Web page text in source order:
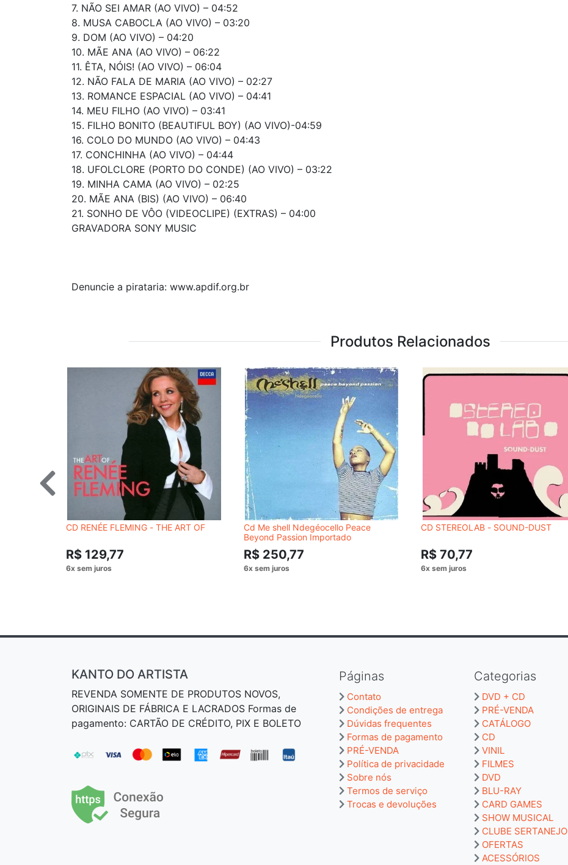
7. NÃO SEI AMAR (AO VIVO) – 04:52
8. MUSA CABOCLA (AO VIVO) – 03:20
9. DOM (AO VIVO) – 04:20
10. MÃE ANA (AO VIVO) – 06:22
11. ÊTA, NÓIS! (AO VIVO) – 06:04
12. NÃO FALA DE MARIA (AO VIVO) – 02:27
13. ROMANCE ESPACIAL (AO VIVO) – 04:41
14. MEU FILHO (AO VIVO) – 03:41
15. FILHO BONITO (BEAUTIFUL BOY) (AO VIVO)-04:59
16. COLO DO MUNDO (AO VIVO) – 04:43
17. CONCHINHA (AO VIVO) – 04:44
18. UFOLCLORE (PORTO DO CONDE) (AO VIVO) – 03:22
19. MINHA CAMA (AO VIVO) – 02:25
20. MÃE ANA (BIS) (AO VIVO) – 06:40
21. SONHO DE VÔO (VIDEOCLIPE) (EXTRAS) – 04:00
GRAVADORA SONY MUSIC
Denuncie a pirataria: www.apdif.org.br
Produtos Relacionados
CD RENÉE FLEMING - THE ART OF
R$ 129,77
Cd Me shell Ndegéocello Peace
Beyond Passion Importado
R$ 250,77
CD STEREOLAB - SOUND-DUST
R$ 70,77
Páginas
Contato
Condições de entrega
Dúvidas frequentes
Formas de pagamento
PRÉ-VENDA
Política de privacidade
Sobre nós
Termos de serviço
Trocas e devoluções
Categorias
DVD + CD
PRÉ-VENDA
CATÁLOGO
CD
VINIL
FILMES
DVD
BLU-RAY
CARD GAMES
SHOW MUSICAL
CLUBE SERTANEJO
OFERTAS
ACESSÓRIOS
KANTO DO ARTISTA
REVENDA SOMENTE DE PRODUTOS NOVOS,
ORIGINAIS DE FÁBRICA E LACRADOS Formas de
pagamento: CARTÃO DE CRÉDITO, PIX E BOLETO